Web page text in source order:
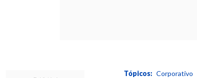
Tópicos: Corporativo